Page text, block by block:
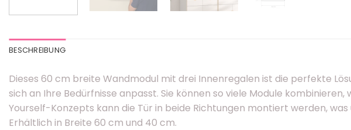
BESCHREIBUNG
Dieses 60 cm breite Wandmodul mit drei Innenregalen ist die perfekte
sich an Ihre Bedürfnisse anpasst. Sie können so viele Module
Yourself-Konzepts kann die Tür in beide Richtungen montiert werden,
Erhältlich in Breite 60 cm und 40 cm.